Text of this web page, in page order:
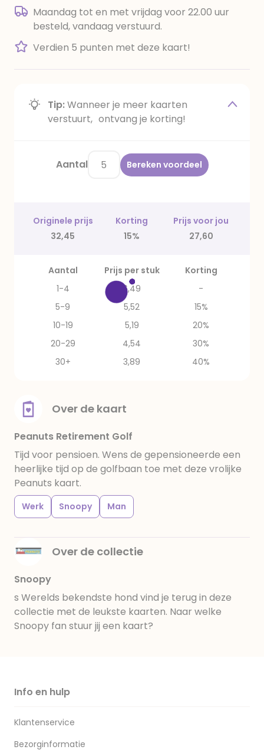
Maandag tot en met vrijdag voor 22.00 uur
besteld, vandaag verstuurd.
Verdien 5 punten met deze kaart!
Tip:Wanneer je meer kaarten
verstuurt, ontvang je korting!
Aantal Bereken voordeel
Originele prijs Korting
Prijs voor jou
32,45
15% 27,60
Aantal Prijs per stuk
Korting
1-4
6,49
-
5-9
5,52
15%
10-19
5,19
20%
20-29
4,54
30%
30+
3,89 40%
Over de kaart
Peanuts Retirement Golf
Tijd voor pensioen. Wens de gepensioneerde een
heerlijke tijd op de golfbaan toe met deze vrolijke
Peanuts kaart.
Werk Snoopy Man
Over de collectie
Snoopy
s Werelds bekendste hond vind je terug in deze
collectie met de leukste kaarten. Naar welke
Snoopy fan stuur jij een kaart?
Info en hulp
Klantenservice
Bezorginformatie